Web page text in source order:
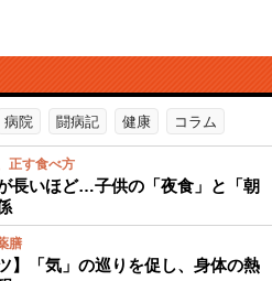
病院 闘病記 健康 コラム
正す食べ方
長いほど…子供の「夜食」と「朝
膳
】「気」の巡りを促し、身体の熱